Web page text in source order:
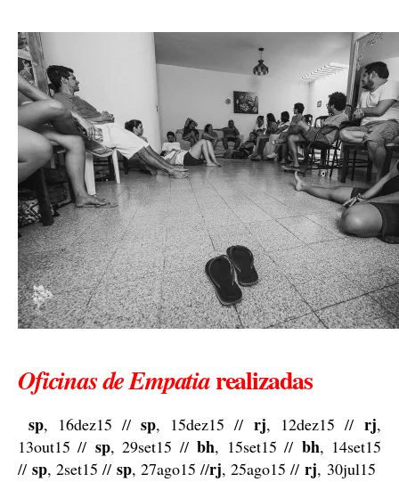
Oficinas de Empatiarealizadas
sp, 16dez15 // sp, 15dez15 // rj, 12dez15 // rj,
13out15 // sp, 29set15 //bh, 15set15 // bh, 14set15
// sp, 2set15 // sp, 27ago15 //rj, 25ago15 // rj, 30jul15